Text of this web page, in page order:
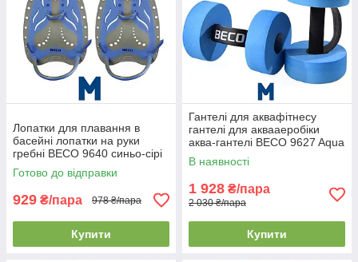
Лопатки для плавання в
басейні лопатки на руки
гребні BECO 9640 синьо-сірі
розмір М
Готово до відправки
929 ₴/пара 978 ₴/пара
Купити
Гантелі для аквафітнесу
гантелі для аквааеробіки
аква-гантелі BECO 9627 Aqua
Dumbbell розмір M
В наявності
1 928 ₴/пара
2 030 ₴/пара
Купити